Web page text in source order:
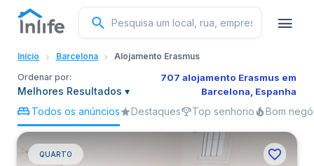
Início Barcelona
Alojamento Erasmus
Ordenar por:
Melhores Resultados ▾
707 alojamento Erasmus em
Barcelona, Espanha
Todos os anúncios Destaques Top senhorio Bom
QUARTO
Inglês
Português
Italiano
Espanhol